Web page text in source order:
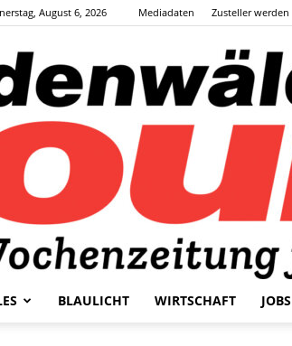
August 6, 2026 Mediadaten Zusteller werden
BLAULICHT WIRTSCHAFT JOBS